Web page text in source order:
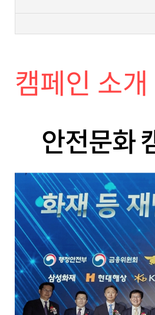
캠페인 소개
안전문화